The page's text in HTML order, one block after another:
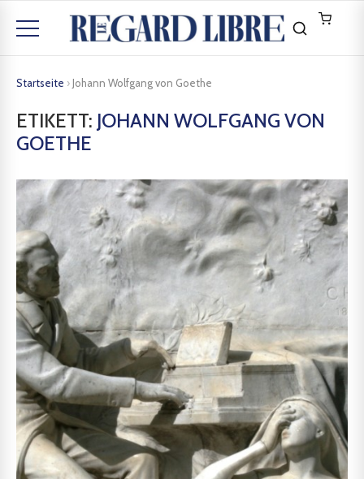
Startseite › Johann Wolfgang von Goethe
ETIKETT: JOHANN WOLFGANG VON
GOETHE